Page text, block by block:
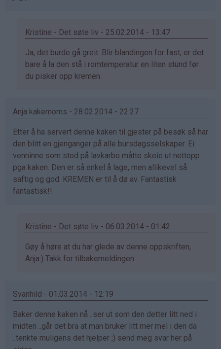
Kristine - Det søte liv - 25.02.2014 - 13:47
Som
svar
på
Mari
bekreftet)
Ja, det burde gå greit. Blir blandingen for fast, er det
bare å la den stå i romtemperatur en liten stund før
du pisker opp kremen.
Anja kakemoms - 28.02.2014 - 22:27
Etter å ha servert denne kaken til gjester på besøk så har
den blitt en gjenganger på alle bursdagsselskaper. Ei
venninne som stod på lavkarbo måtte skeie ut nettopp
pga kaken. Den er så enkel å lage, men allikevel så
saftig og god. KREMEN er til å dø av. Fantastisk
fantastisk!!
Kristine - Det søte liv - 06.03.2014 - 01:42
Som
svar
Anja
(ikke
bekreftet)
Gøy å høre at du har glede av denne oppskriften,
Anja:) Takk for tilbakemeldingen
Svanhild - 01.03.2014 - 12:19
Baker denne kaken nå ..ser ut som den detter litt ned i
midten ..går det bra at man bruker litt mer mel i den da
..tenkte muligens det hjelper ;) send meg svar her på